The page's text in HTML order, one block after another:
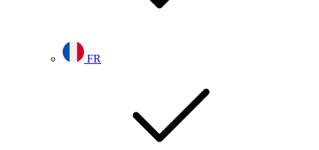
FR